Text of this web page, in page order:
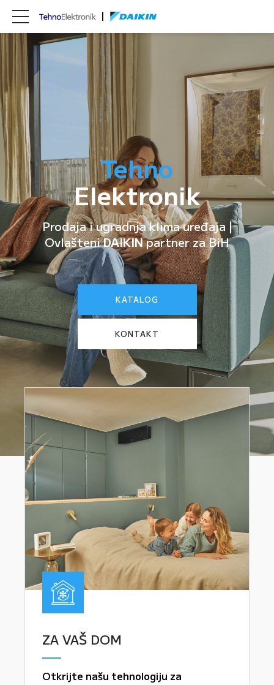
Tehno
Elektronik
Prodaja i ugradnja klima uređaja |
OvlašteniDAIKINpartner za BiH
KATALOG
KONTAKT
ZA VAŠ DOM
Otkrijte našu tehnologiju za